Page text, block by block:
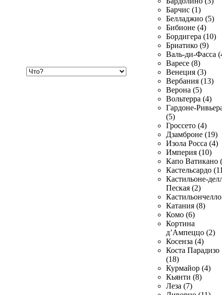
Барчис (1)
Белладжио (5)
Бибионе (4)
Бордигера (10)
Бриатико (9)
Валь-ди-Фасса
Варесе (8)
Венеция (3)
Вербания (13)
Верона (5)
Вольтерра (4)
Гардоне-
(5)
Гроссето (4)
Дзамброне (19)
Изола Росса (4)
Империя (10)
Капо Ватикано
Кастельсардо
Кастильоне-
Пеская (2)
Катания (8)
Комо (6)
Кортина
д’Ампеццо (2)
Косенза (4)
Коста Парадизо
(18)
Курмайор (4)
Кьянти (8)
Леза (7)